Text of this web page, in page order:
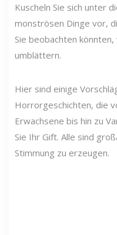
Kuscheln Sie sich unter
monströsen Dinge vor,
Sie beobachten
umblättern.
Hier sind einige
Horrorgeschichten, die
Erwachsene bis hin zu
Sie Ihr Gift. Alle sind
Stimmung zu erzeugen.